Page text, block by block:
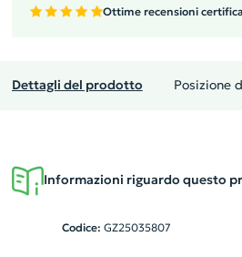
Ottime recensioni
Dettagli del prodotto Posizione
Informazioni riguardo questo
Codice: GZ25035807